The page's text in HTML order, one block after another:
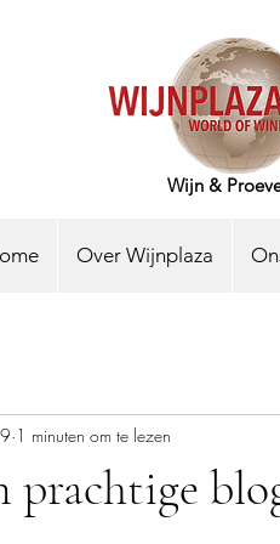
Wijn &
Over Wijnplaza
prachtige
1 minuten om te lezen